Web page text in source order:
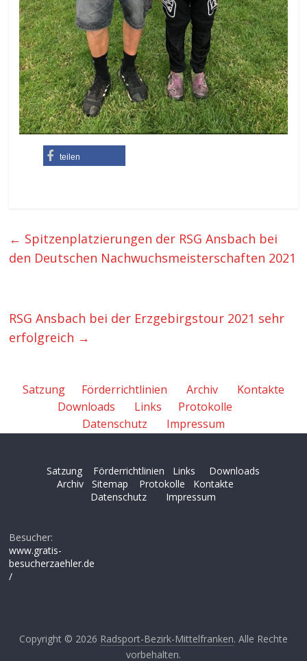
teilen
← Spitzenplatzierungen der RSG Ansbach bei
den Deutschen Nachwuchsmeisterschaften 2021
RSG Ansbach bei der Erzgebirgstour 2021 sehr
erfolgreich →
Satzung Förderrichtlinien Archiv
Kontakte
Downloads
Links
Protokolle
Datenschutz
Impressum
Satzung Förderrichtlinien Links
Downloads
Archiv
Sitemap Protokolle
Kontakte
Datenschutz
Impressum
Besucher:
www.gratis-
besucherzaehler.de
/
Copyright © 2026 Radsport-Bezirk-Mittelfranken. Alle Rechte
vorbehalten.